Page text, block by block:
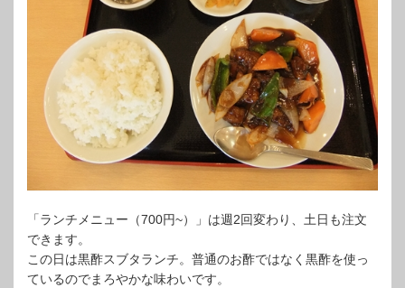
「ランチメニュー（700円~）」は週2回変わり、土日も注文
できます。
この日は黒酢スブタランチ。普通のお酢ではなく黒酢を使っ
ているのでまろやかな味わいです。